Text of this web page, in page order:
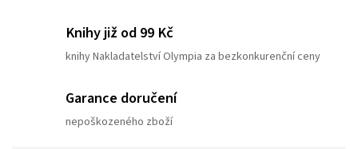
Knihy již od 99 Kč
knihy Nakladatelství Olympia za bezkonkurenční ceny
Garance doručení
nepoškozeného zboží